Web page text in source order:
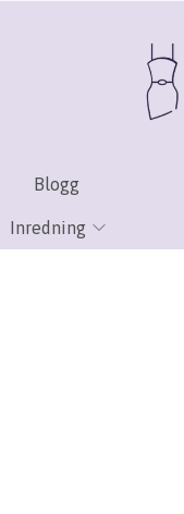
Blogg
Inredning